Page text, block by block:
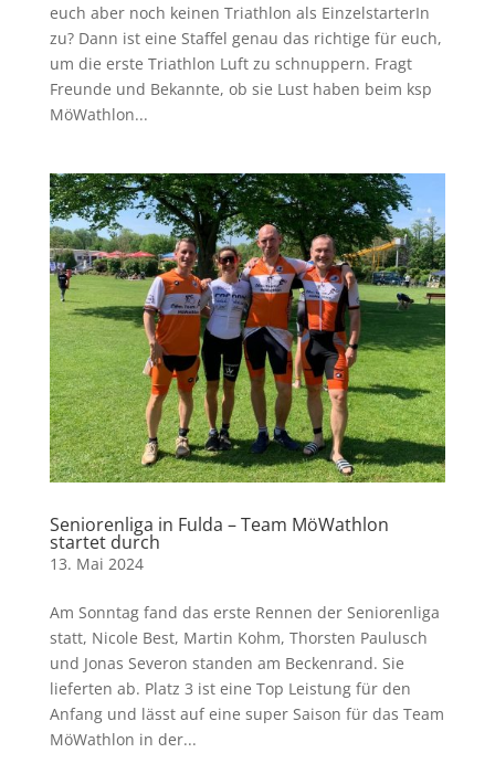
euch aber noch keinen Triathlon als EinzelstarterIn
zu? Dann ist eine Staffel genau das richtige für euch,
um die erste Triathlon Luft zu schnuppern. Fragt
Freunde und Bekannte, ob sie Lust haben beim ksp
MöWathlon...
Seniorenliga in Fulda – Team MöWathlon
startet durch
13. Mai 2024
Am Sonntag fand das erste Rennen der Seniorenliga
statt, Nicole Best, Martin Kohm, Thorsten Paulusch
und Jonas Severon standen am Beckenrand. Sie
lieferten ab. Platz 3 ist eine Top Leistung für den
Anfang und lässt auf eine super Saison für das Team
MöWathlon in der...